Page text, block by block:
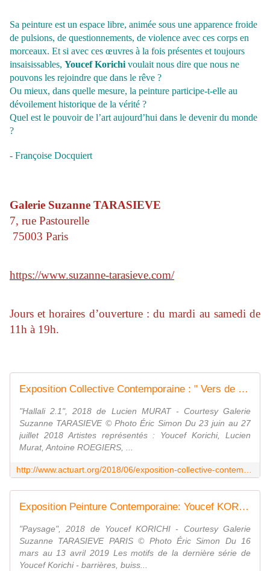
Sa peinture est un espace libre, animée sous une apparence froide
de pulsions, de questionnements, de violence avec ces corps en
morceaux. Et si avec ces œuvres à la fois présentes et toujours
insaisissables, Youcef Korichi voulait nous dire que nous ne
pouvons les rejoindre que dans le rêve ?
Ou mieux, dans quelle mesure, la peinture participe-t-elle au
dévoilement historique de la vérité ?
Quel est le pouvoir de l’art aujourd’hui dans le devenir du monde
?
- Françoise Docquiert
Galerie Suzanne TARASIEVE
7, rue Pastourelle
75003 Paris
https://www.suzanne-tarasieve.com/
Jours et horaires d’ouverture : du mardi au samedi de
11h à 19h.
Exposition Collective Contemporaine : " Vers de nouvelles aventures " - ACTUART by Eric SIMON
"Hallali 2.1", 2018 de Lucien MURAT - Courtesy Galerie
Suzanne TARASIEVE © Photo Éric Simon Du 23 juin au 27
juillet 2018 Artistes représentés : Youcef Korichi, Lucien
Murat, Antoine ROEGIERS, ...
Exposition Peinture Contemporaine: Youcef KORICHI " De front " - ACTUART by Eric SIMON
"Paysage", 2018 de Youcef KORICHI - Courtesy Galerie
Suzanne TARASIEVE PARIS © Photo Éric Simon Du 16
mars au 13 avril 2019 Les motifs de la dernière série de
Youcef Korichi - barrières, buiss...